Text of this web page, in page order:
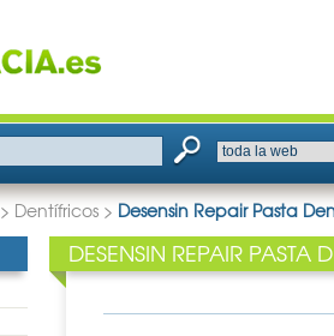
> Dentífricos > Desensin Repair Pasta
DESENSIN REPAIR PASTA